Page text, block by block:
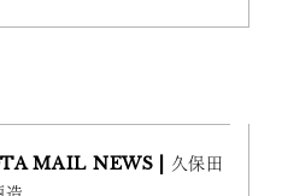
MAIL NEWS | 久保田